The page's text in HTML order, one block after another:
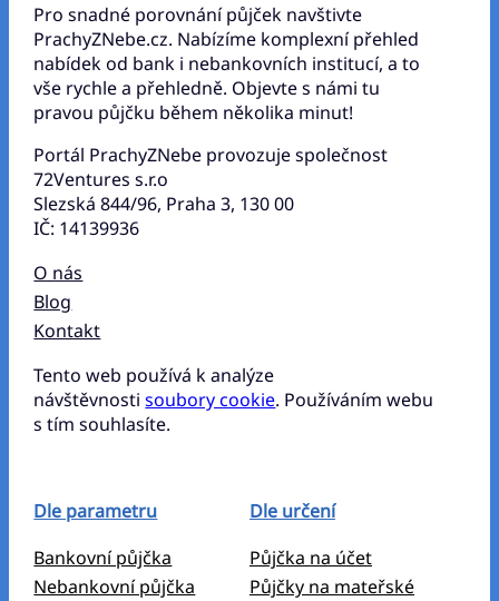
Pro snadné porovnání půjček navštivte
PrachyZNebe.cz. Nabízíme komplexní přehled
nabídek od bank i nebankovních institucí, a to
vše rychle a přehledně. Objevte s námi tu
pravou půjčku během několika minut!
Portál PrachyZNebe provozuje společnost
72Ventures s.r.o
Slezská 844/96, Praha 3, 130 00
IČ: 14139936
O nás
Blog
Kontakt
Tento web používá k analýze
návštěvnostisoubory cookie. Používáním webu
s tím souhlasíte.
Dle parametru
Bankovní půjčka
Nebankovní půjčka
Dle určení
Půjčka na účet
Půjčky na mateřské